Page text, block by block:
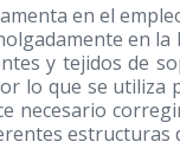
en el
en
y tejidos de
lo que se
necesario
estructuras